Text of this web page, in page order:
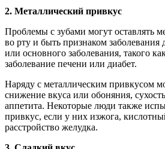
2. Металлический привкус
Проблемы с зубами могут оставлять
во рту и быть признаком
или основного заболевания, такого
заболевание печени или диабет.
Наряду с металлическим привкусом
снижение вкуса или обоняния,
аппетита. Некоторые люди также
привкус, если у них изжога,
расстройство желудка.